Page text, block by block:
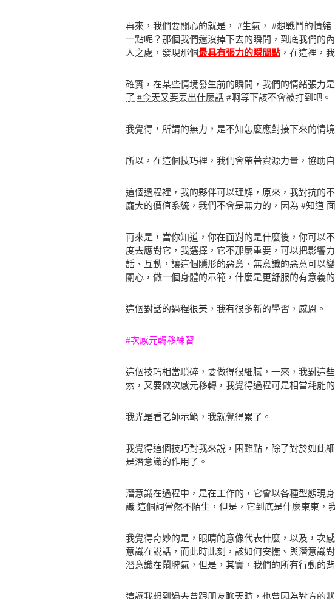
再來，我們要關心的就是， #生氣 ， #想戰鬥的情緒
一點呢？那個我們還沒掉下去的瞬間，到底我們的
人之處，發現那個最具有張力的瞬間點 ，在這裡，
確實，在某些情境發生前的瞬間，我們的情緒張力
了 #今天又要丟出什麼話 #啊等下該不會被打到吧。
我覺得，所謂的無力，是不知怎麼應對接下來的情境
所以，在這個技巧裡，我們會帶著資源力量，協助
這個過程裡，我的夥伴可以理解，原來，我對抗的
龐大的價值系統，我們不會是無力的，因為 #知道
再來是，當你知道，你在面對的是什麼後，你可以
度去應對它，我選擇，它不那麼重要，可以把影響
話、互動，讓這個隱形的惡意、無意識的惡意可以
關心，做一個身體的示範，什麼是更舒服的有意義的
這個對話的過程很美，我有很多新的學習，感恩。
#次感元轉移練習
這個技巧相當瑣碎，要做得很細膩，一來，我對這
索，又要做次感元移轉，我覺得過程可是相當耗能的
我光是看老師示範，我就覺得累了。
我覺得這個技巧對我來說，困難點，除了對於如此
是潛意識的作用了。
潛意識在過程中，是在工作的，它會以各種型態現
識 這個詞當然不陌生，但是，它到底是什麼東東，
我覺得奇妙的是，眼睛的意像代表什麼，以及，次
意識在說話，而此時此刻，該如何安撫、與潛意識
潛意識在鬧脾氣，但是，其實，我們的所有行動的
這讓我想到過去曾跟朋友聊天時，也曾因為對方的